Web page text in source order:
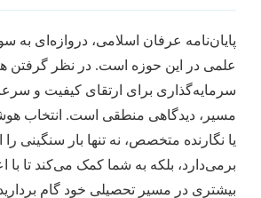
پایان‌نامه عرفان اسلامی، دروازه‌ای
علمی در این حوزه است. در نظر گرفتن
سرمایه‌گذاری برای ارتقای کیفیت و
مسیر، دیدگاهی منطقی است. انتخاب
یا نگارنده متخصص، نه تنها بار سنگینی
برمی‌دارد، بلکه به شما کمک می‌کند تا با
بیشتری در مسیر تحصیلی خود گام